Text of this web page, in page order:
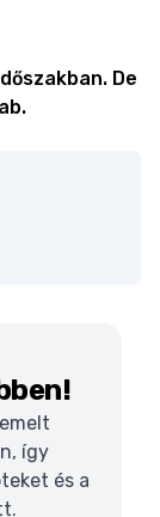
De
így
és a